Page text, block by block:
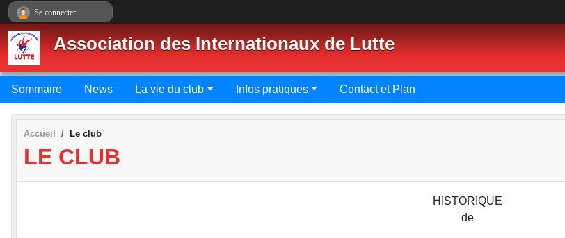
Association des Internationaux de Lutte
Sommaire News La vie du club Infos pratiques Contact et Plan
Accueil Le club
LE CLUB
HISTORIQUE
de
Se connecter
Panneau de gestion des cookies